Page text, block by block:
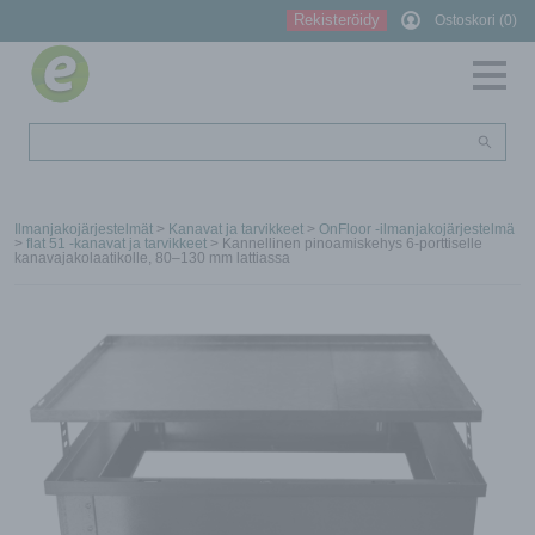
Rekisteröidy Ostoskori (0)
Ilmanjakojärjestelmät > Kanavat ja tarvikkeet > OnFloor -ilmanjakojärjestelmä
> flat 51 -kanavat ja tarvikkeet > Kannellinen pinoamiskehys 6-porttiselle
kanavajakolaatikolle, 80–130 mm lattiassa